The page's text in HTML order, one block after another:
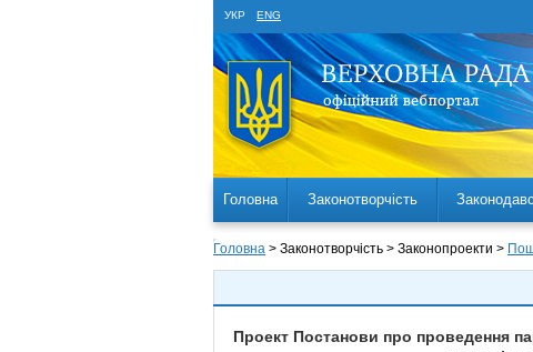
УКР ENG
Головна Законотворчість
Головна > Законотворчість > Законопроекти >
Проект Постанови про проведення